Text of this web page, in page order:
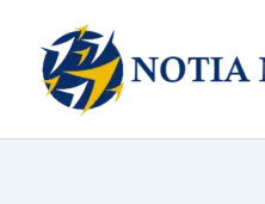
περιεχόμενο